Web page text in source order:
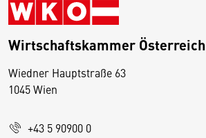
Wirtschaftskammer Österreich
Wiedner Hauptstraße 63
1045 Wien
+43 5 90900 0
D
s